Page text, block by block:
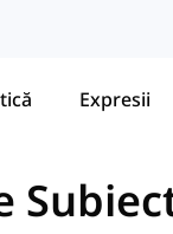
Expresii